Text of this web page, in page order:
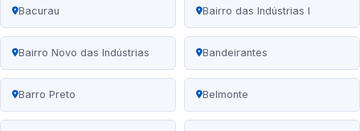
Bacurau Bairro das Indústrias I
Bairro Novo das Indústrias Bandeirantes
Barro Preto Belmonte